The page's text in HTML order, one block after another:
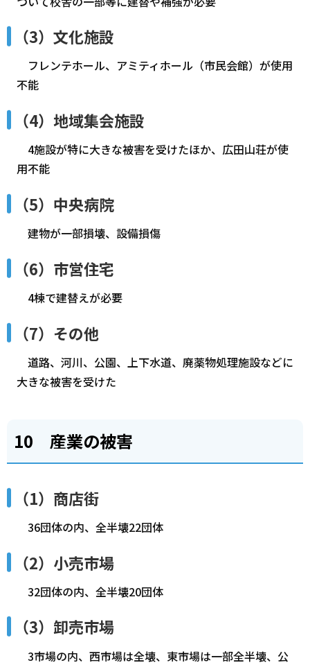
（3）文化施設
フレンテホール、アミティホール（市民会館）が使用
不能
（4）地域集会施設
4施設が特に大きな被害を受けたほか、広田山荘が使
用不能
（5）中央病院
建物が一部損壊、設備損傷
（6）市営住宅
4棟で建替えが必要
（7）その他
道路、河川、公園、上下水道、廃薬物処理施設などに
大きな被害を受けた
10 産業の被害
（1）商店街
36団体の内、全半壊22団体
（2）小売市場
32団体の内、全半壊20団体
（3）卸売市場
3市場の内、西市場は全壊、東市場は一部全半壊、公